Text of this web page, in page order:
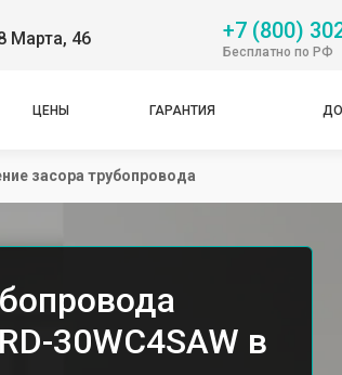
Марта, 46 +7 (800)
Бесплатно по РФ
ЦЕНЫ ГАРАНТИЯ
засора трубопровода
30WC4SAW в